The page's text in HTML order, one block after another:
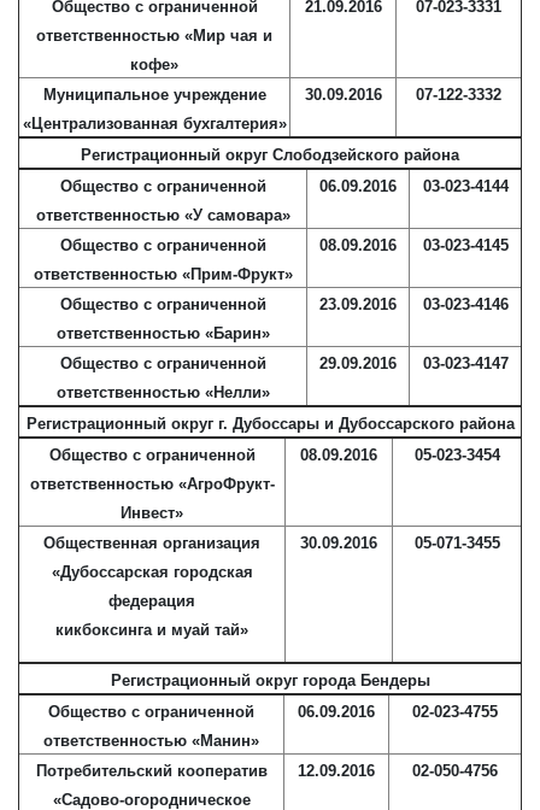
Общество с ограниченной
ответственностью «Мир чая и
кофе»
21.09.2016 07-023-3331
Муниципальное учреждение
«Централизованная бухгалтерия»
30.09.2016 07-122-3332
Регистрационный округ Слободзейского района
Общество с ограниченной
ответственностью «У самовара»
06.09.2016 03-023-4144
Общество с ограниченной
ответственностью «Прим-Фрукт»
08.09.2016 03-023-4145
Общество с ограниченной
ответственностью «Барин»
23.09.2016 03-023-4146
Общество с ограниченной
ответственностью «Нелли»
29.09.2016 03-023-4147
Регистрационный округ г. Дубоссары и Дубоссарского района
Общество с ограниченной
ответственностью «АгроФрукт-
Инвест»
08.09.2016 05-023-3454
Общественная организация
«Дубоссарская городская
федерация
кикбоксинга и муай тай»
30.09.2016 05-071-3455
Регистрационный округ города Бендеры
Общество с ограниченной
ответственностью «Манин»
06.09.2016 02-023-4755
Потребительский кооператив
«Садово-огородническое
12.09.2016 02-050-4756